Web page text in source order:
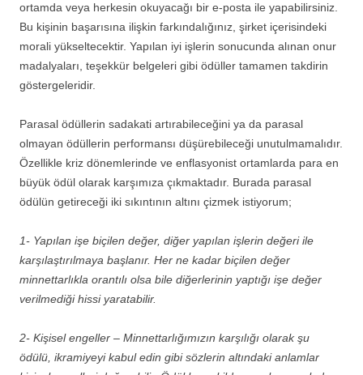
ortamda veya herkesin okuyacağı bir e-posta ile yapabilirsiniz.
Bu kişinin başarısına ilişkin farkındalığınız, şirket içerisindeki
morali yükseltecektir. Yapılan iyi işlerin sonucunda alınan onur
madalyaları, teşekkür belgeleri gibi ödüller tamamen takdirin
göstergeleridir.
Parasal ödüllerin sadakati artırabileceğini ya da parasal
olmayan ödüllerin performansı düşürebileceği unutulmamalıdır.
Özellikle kriz dönemlerinde ve enflasyonist ortamlarda para en
büyük ödül olarak karşımıza çıkmaktadır. Burada parasal
ödülün getireceği iki sıkıntının altını çizmek istiyorum;
1- Yapılan işe biçilen değer, diğer yapılan işlerin değeri ile
karşılaştırılmaya başlanır. Her ne kadar biçilen değer
minnettarlıkla orantılı olsa bile diğerlerinin yaptığı işe değer
verilmediği hissi yaratabilir.
2- Kişisel engeller – Minnettarlığımızın karşılığı olarak şu
ödülü, ikramiyeyi kabul edin gibi sözlerin altındaki anlamlar